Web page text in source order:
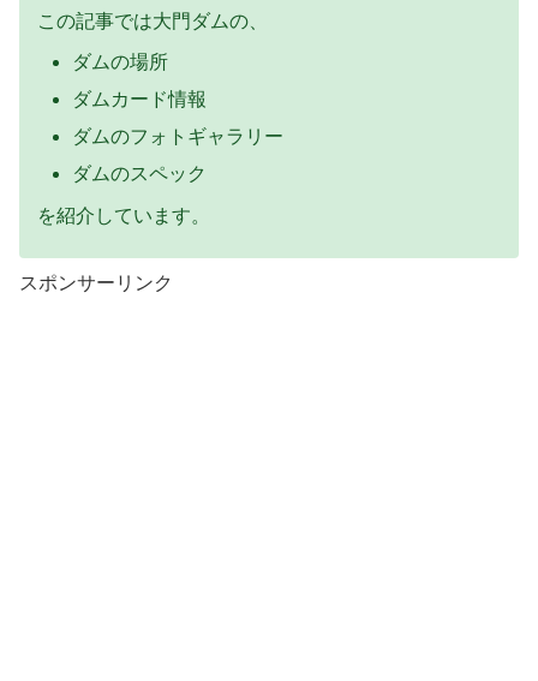
この記事では大門ダムの、
ダムの場所
ダムカード情報
ダムのフォトギャラリー
ダムのスペック
を紹介しています。
スポンサーリンク